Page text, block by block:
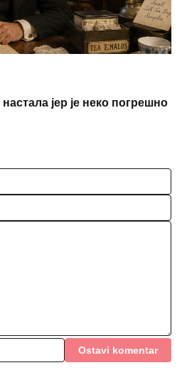
настала јер је неко погрешно
Ostavi komentar